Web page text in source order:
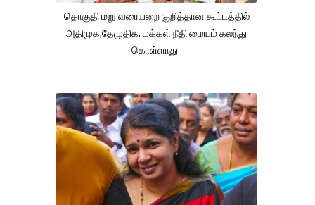
தொகுதி மறு வரையறை குறித்தான கூட்டத்தில்
அதிமுக,தேமுதிக, மக்கள் நீதி மையம் கலந்து
கொள்ளாது .